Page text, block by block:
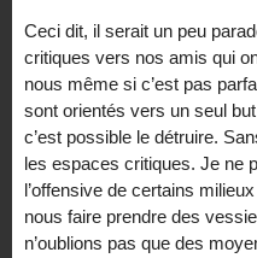
Ceci dit, il serait un peu
critiques vers nos amis qui
nous même si c’est pas
sont orientés vers un seul
c’est possible le détruire.
les espaces critiques. Je ne
l’offensive de certains
nous faire prendre des
n’oublions pas que des